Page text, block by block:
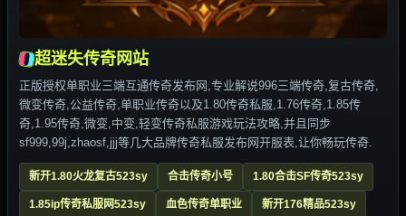
超迷失传奇网站
正版授权单职业三端互通传奇发布网,专业解说996三端传奇,复古传奇,
微变传奇,公益传奇,单职业传奇以及1.80传奇私服,1.76传奇,1.85传
奇,1.95传奇,微变,中变,轻变传奇私服游戏玩法攻略,并且同步
sf999,99j,zhaosf,jjj等几大品牌传奇私服发布网开服表,让你畅玩传奇.
新开1.80火龙复古523sy 合击传奇小号 1.80合击SF传奇523sy
1.85ip传奇私服网523sy 血色传奇单职业 新开176精品523sy